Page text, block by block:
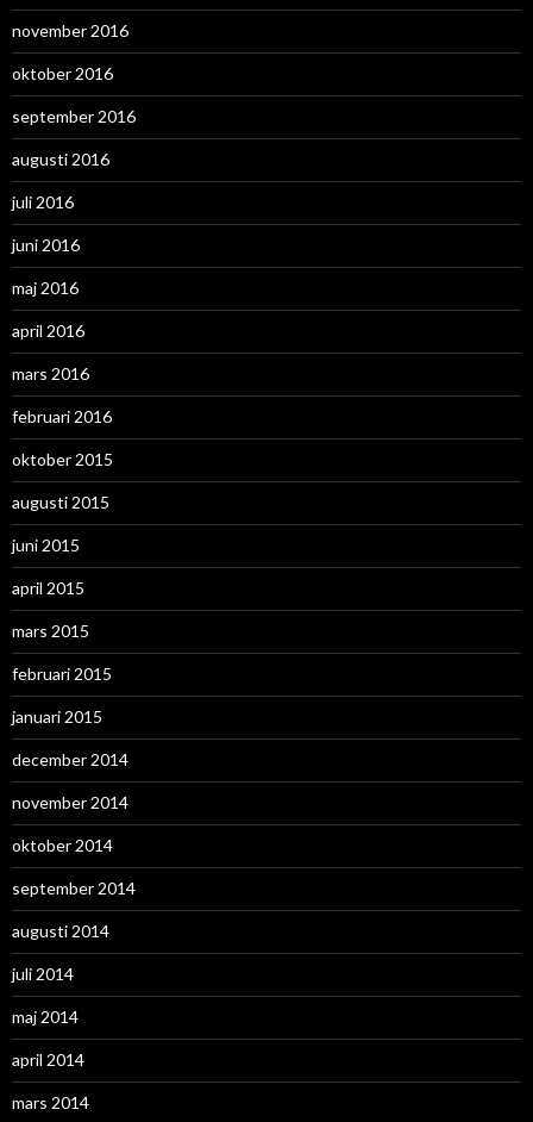
november 2016
oktober 2016
september 2016
augusti 2016
juli 2016
juni 2016
maj 2016
april 2016
mars 2016
februari 2016
oktober 2015
augusti 2015
juni 2015
april 2015
mars 2015
februari 2015
januari 2015
december 2014
november 2014
oktober 2014
september 2014
augusti 2014
juli 2014
maj 2014
april 2014
mars 2014